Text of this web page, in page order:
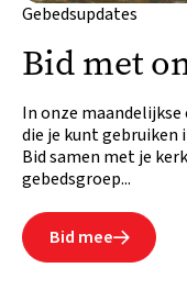
Gebedsupdates
Bid met
In onze
die je kunt gebruiken
Bid samen met je
gebedsgroep...
Bid mee